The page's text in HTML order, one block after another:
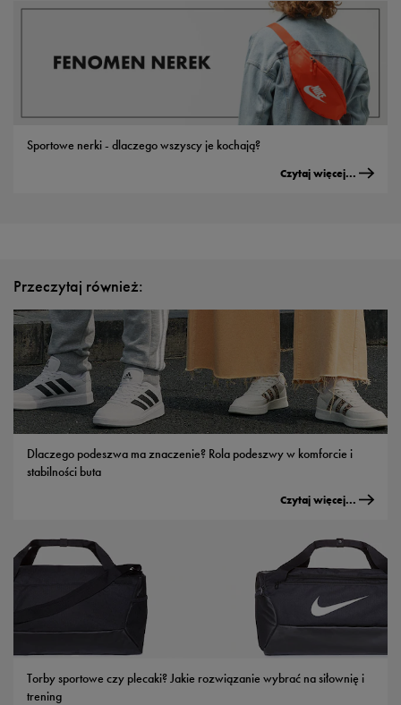
Sportowe nerki - dlaczego wszyscy je kochają?
Czytaj więcej...
Przeczytaj również:
Dlaczego podeszwa ma znaczenie? Rola podeszwy w komforcie i
stabilności buta
Czytaj więcej...
Torby sportowe czy plecaki? Jakie rozwiązanie wybrać na siłownię i
trening